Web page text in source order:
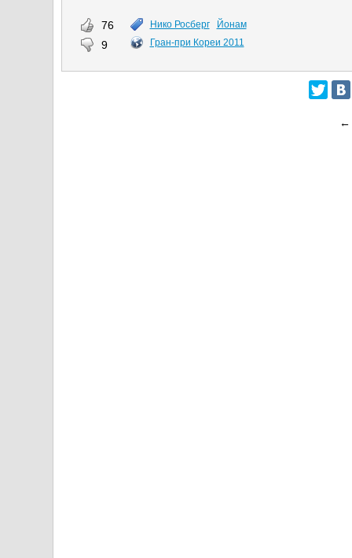
76
9
Нико Росберг
Йонам
Гран-при Кореи 2011